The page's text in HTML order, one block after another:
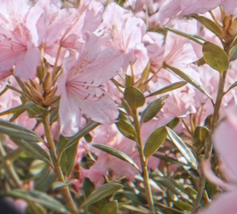
Номер телефону *
Повідомлення *